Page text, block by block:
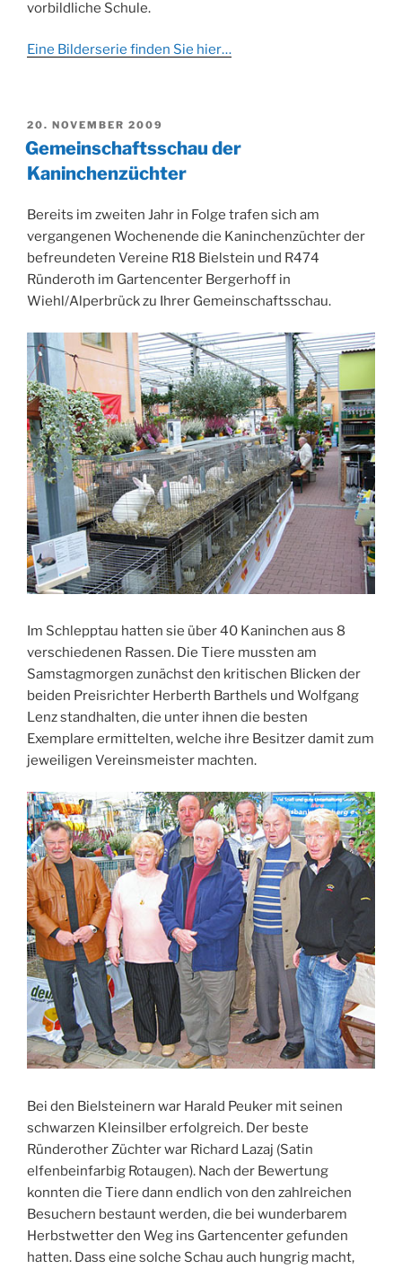
vorbildliche Schule.
Eine Bilderserie finden Sie hier…
VERÖFFENTLICHT
AM
20. NOVEMBER 2009
Gemeinschaftsschau der
Kaninchenzüchter
Bereits im zweiten Jahr in Folge trafen sich am
vergangenen Wochenende die Kaninchenzüchter der
befreundeten Vereine R18 Bielstein und R474
Ründeroth im Gartencenter Bergerhoff in
Wiehl/Alperbrück zu Ihrer Gemeinschaftsschau.
Im Schlepptau hatten sie über 40 Kaninchen aus 8
verschiedenen Rassen. Die Tiere mussten am
Samstagmorgen zunächst den kritischen Blicken der
beiden Preisrichter Herberth Barthels und Wolfgang
Lenz standhalten, die unter ihnen die besten
Exemplare ermittelten, welche ihre Besitzer damit zum
jeweiligen Vereinsmeister machten.
Bei den Bielsteinern war Harald Peuker mit seinen
schwarzen Kleinsilber erfolgreich. Der beste
Ründerother Züchter war Richard Lazaj (Satin
elfenbeinfarbig Rotaugen). Nach der Bewertung
konnten die Tiere dann endlich von den zahlreichen
Besuchern bestaunt werden, die bei wunderbarem
Herbstwetter den Weg ins Gartencenter gefunden
hatten. Dass eine solche Schau auch hungrig macht,